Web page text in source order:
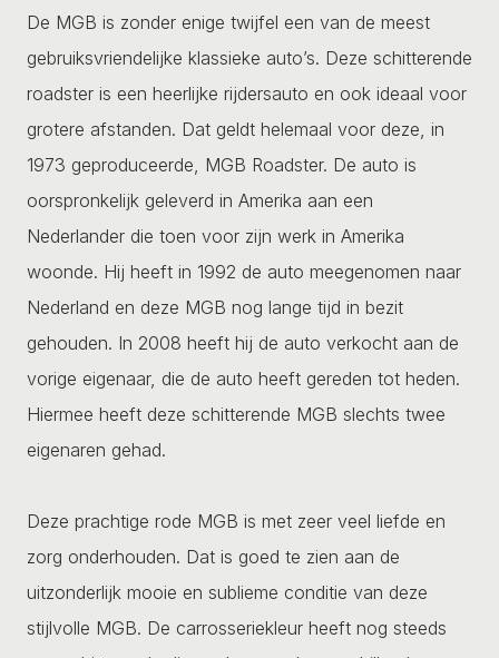
De MGB is zonder enige twijfel een van de meest
gebruiksvriendelijke klassieke auto’s. Deze schitterende
roadster is een heerlijke rijdersauto en ook ideaal voor
grotere afstanden. Dat geldt helemaal voor deze, in
1973 geproduceerde, MGB Roadster. De auto is
oorspronkelijk geleverd in Amerika aan een
Nederlander die toen voor zijn werk in Amerika
woonde. Hij heeft in 1992 de auto meegenomen naar
Nederland en deze MGB nog lange tijd in bezit
gehouden. In 2008 heeft hij de auto verkocht aan de
vorige eigenaar, die de auto heeft gereden tot heden.
Hiermee heeft deze schitterende MGB slechts twee
eigenaren gehad.
Deze prachtige rode MGB is met zeer veel liefde en
zorg onderhouden. Dat is goed te zien aan de
uitzonderlijk mooie en sublieme conditie van deze
stijlvolle MGB. De carrosseriekleur heeft nog steeds